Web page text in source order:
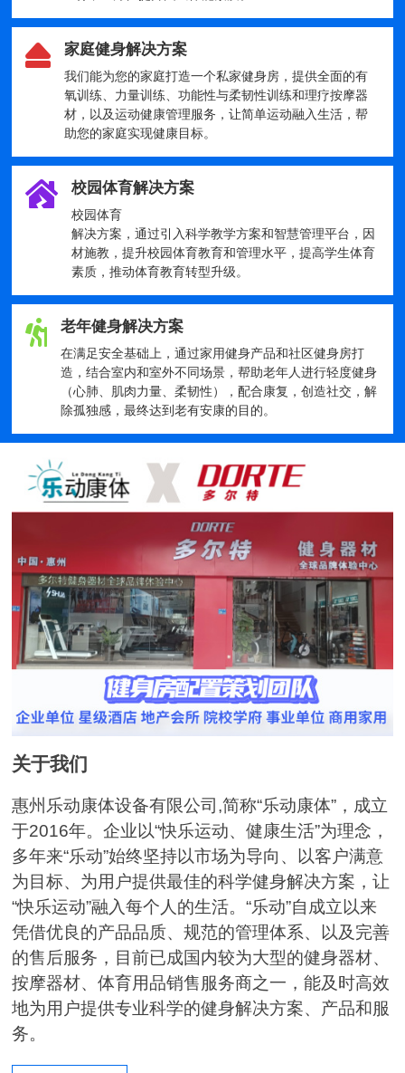
家庭健身解决方案
我们能为您的家庭打造一个私家健身房，提供全面的有
氧训练、力量训练、功能性与柔韧性训练和理疗按摩器
材，以及运动健康管理服务，让简单运动融入生活，帮
助您的家庭实现健康目标。
校园体育解决方案
校园体育
解决方案，通过引入科学教学方案和智慧管理平台，因
材施教，提升校园体育教育和管理水平，提高学生体育
素质，推动体育教育转型升级。
老年健身解决方案
在满足安全基础上，通过家用健身产品和社区健身房打
造，结合室内和室外不同场景，帮助老年人进行轻度健身
（心肺、肌肉力量、柔韧性），配合康复，创造社交，解
除孤独感，最终达到老有安康的目的。
关于我们
惠州乐动康体设备有限公司,简称“乐动康体”，成立
于2016年。企业以“快乐运动、健康生活”为理念，
多年来“乐动”始终坚持以市场为导向、以客户满意
为目标、为用户提供最佳的科学健身解决方案，让
“快乐运动”融入每个人的生活。“乐动”自成立以来
凭借优良的产品品质、规范的管理体系、以及完善
的售后服务，目前已成国内较为大型的健身器材、
按摩器材、体育用品销售服务商之一，能及时高效
地为用户提供专业科学的健身解决方案、产品和服
务。